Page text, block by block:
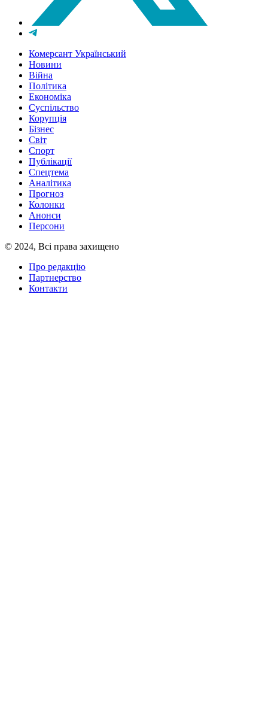
Комерсант Український
Новини
Війна
Політика
Економіка
Суспільство
Корупція
Бізнес
Світ
Спорт
Публікації
Спецтема
Аналітика
Прогноз
Колонки
Анонси
Персони
© 2024, Всі права захищено
Про редакцію
Партнерство
Контакти